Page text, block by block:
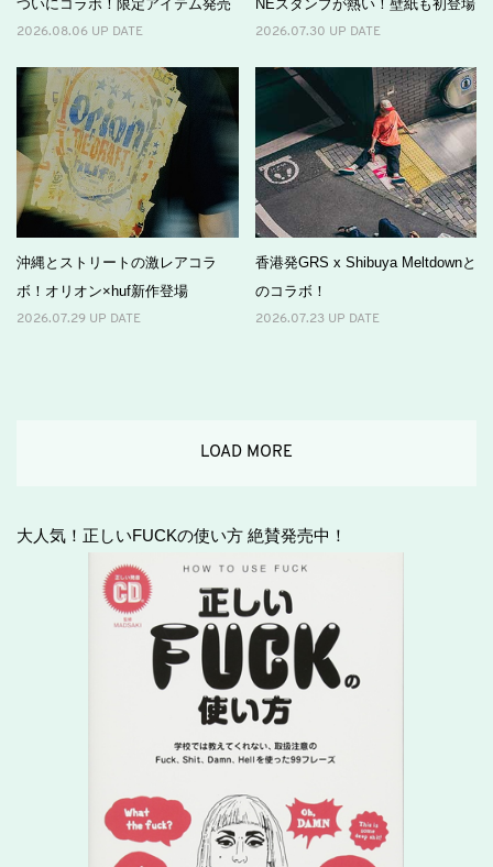
ついにコラボ！限定アイテム発売
2026.08.06 UP DATE
NEスタンプが熱い！壁紙も初登場
2026.07.30 UP DATE
沖縄とストリートの激レアコラ
ボ！オリオン×huf新作登場
2026.07.29 UP DATE
香港発GRS x Shibuya Meltdownと
のコラボ！
2026.07.23 UP DATE
LOAD MORE
大人気！正しいFUCKの使い方 絶賛発売中！